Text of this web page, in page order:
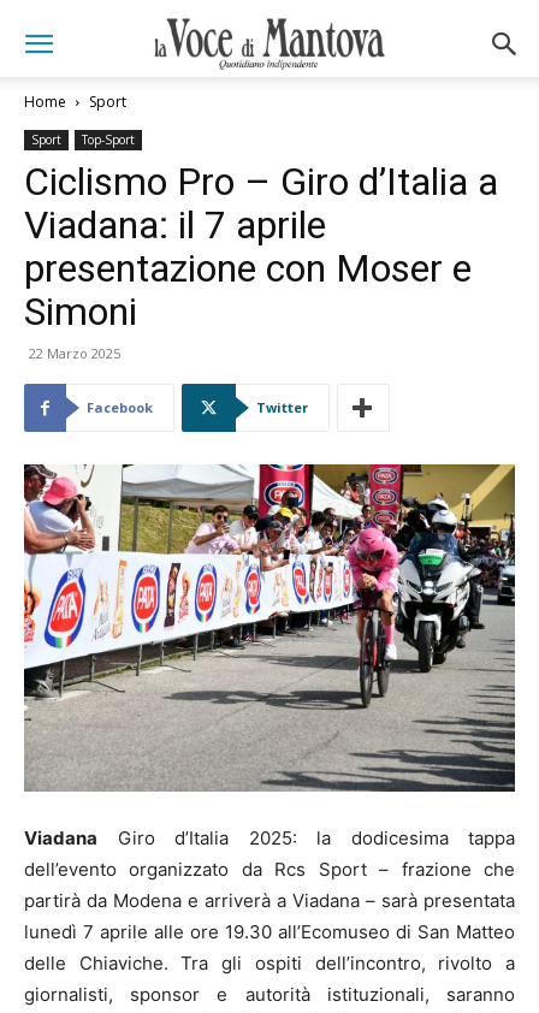
Home Sport
Sport Top-Sport
Ciclismo Pro – Giro d’Italia a
Viadana: il 7 aprile
presentazione con Moser e
Simoni
22 Marzo 2025
Facebook Twitter
Viadana Giro d’Italia 2025: la dodicesima tappa
dell’evento organizzato da Rcs Sport – frazione che
partirà da Modena e arriverà a Viadana – sarà presentata
lunedì 7 aprile alle ore 19.30 all’Ecomuseo di San Matteo
delle Chiaviche. Tra gli ospiti dell’incontro, rivolto a
giornalisti, sponsor e autorità istituzionali, saranno